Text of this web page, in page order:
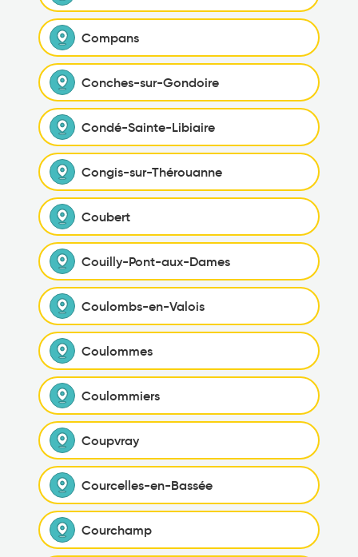
Compans
Conches-sur-Gondoire
Condé-Sainte-Libiaire
Congis-sur-Thérouanne
Coubert
Couilly-Pont-aux-Dames
Coulombs-en-Valois
Coulommes
Coulommiers
Coupvray
Courcelles-en-Bassée
Courchamp